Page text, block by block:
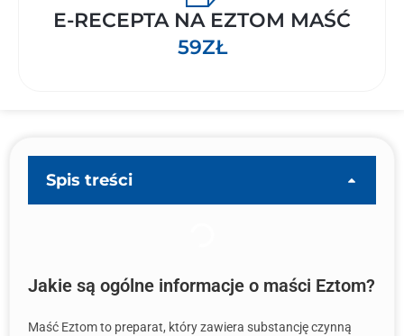
E-RECEPTA NA EZTOM MAŚĆ
59ZŁ
Spis treści
Jakie są ogólne informacje o maści Eztom?
Maść Eztom to preparat, który zawiera substancję czynną